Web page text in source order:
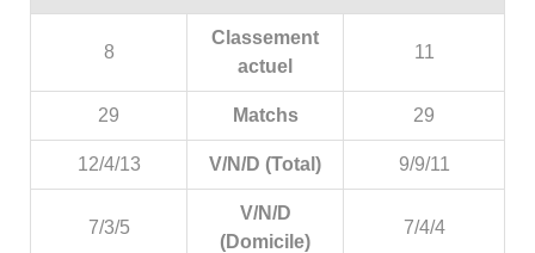
8
Classement
actuel
11
29 Matchs 29
12/4/13 V/N/D (Total) 9/9/11
7/3/5
V/N/D
(Domicile)
7/4/4